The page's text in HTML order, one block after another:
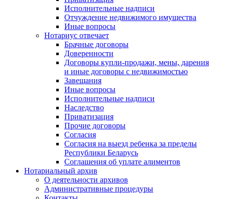
Исполнительные надписи
Отчуждение недвижимого имущества
Иные вопросы
Нотариус отвечает
Брачные договоры
Доверенности
Договоры купли-продажи, мены, дарения
и иные договоры с недвижимостью
Завещания
Иные вопросы
Исполнительные надписи
Наследство
Приватизация
Прочие договоры
Согласия
Согласия на выезд ребенка за пределы
Республики Беларусь
Соглашения об уплате алиментов
Нотариальный архив
О деятельности архивов
Административные процедуры